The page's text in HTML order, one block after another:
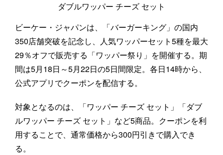
ダブルワッパー チーズ セット
ビーケー・ジャパンは、「バーガーキング」の国内
350店舗突破を記念し、人気ワッパーセット5種を最大
29％オフで販売する「ワッパー祭り」を開催する。期
間は5月18日～5月22日の5日間限定。各日14時から、
公式アプリでクーポンを配信する。
対象となるのは、「ワッパー チーズ セット」「ダブ
ルワッパー チーズ セット」など5商品。クーポンを利
用することで、通常価格から300円引きで購入でき
る。